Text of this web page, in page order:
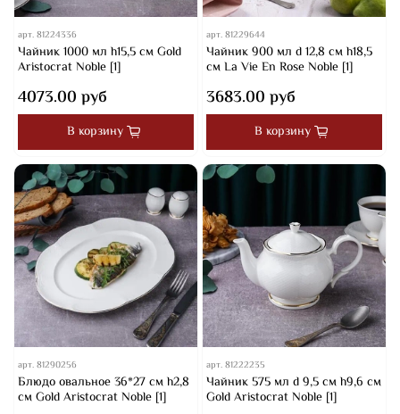
арт.81224336
Чайник 1000 мл h15,5 см Gold
Aristocrat Noble [1]
4073.00 руб
В корзину
арт.81229644
Чайник 900 мл d 12,8 см h18,5
см La Vie En Rose Noble [1]
3683.00 руб
В корзину
арт.81290256
Блюдо овальное 36*27 см h2,8
см Gold Aristocrat Noble [1]
арт.81222235
Чайник 575 мл d 9,5 см h9,6 см
Gold Aristocrat Noble [1]